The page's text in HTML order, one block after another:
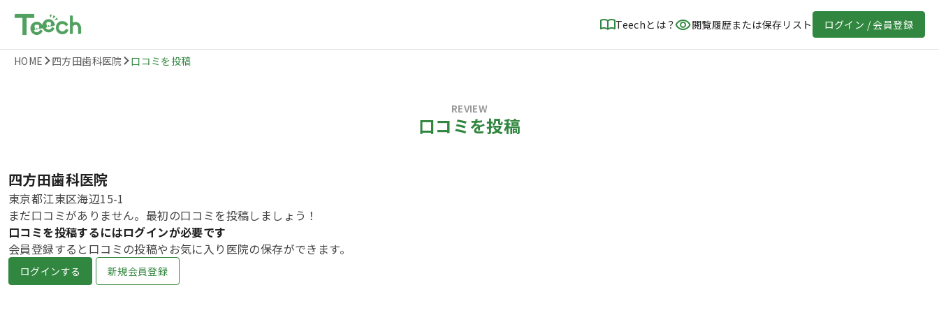
Teechとは？ 閲覧履歴または保存リスト ログイン / 会員登録
HOME 四方田歯科医院 口コミを投稿
REVIEW
口コミを投稿
四方田歯科医院
東京都江東区海辺15-1
まだ口コミがありません。最初の口コミを投稿しましょう！
口コミを投稿するにはログインが必要です
会員登録すると口コミの投稿やお気に入り医院の保存ができます。
ログインする 新規会員登録